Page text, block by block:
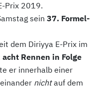
Prix 2019.
sein 37. Formel-
dem Diriyya E-Prix im
acht Rennen in Folge
er innerhalb einer
nichtauf dem